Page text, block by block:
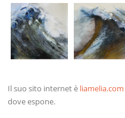
Il suo sito internet è liamelia.com
dove espone.